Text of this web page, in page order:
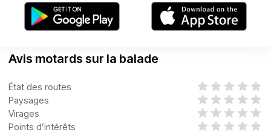
Avis motards sur la balade
État des routes
Paysages
Virages
Points d’intérêts